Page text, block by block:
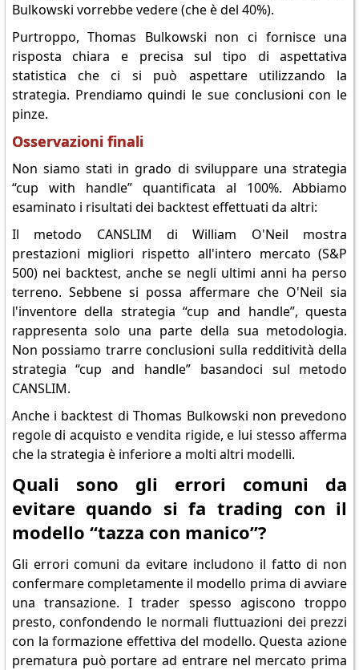
Bulkowski vorrebbe vedere (che è del 40%).
Purtroppo, Thomas Bulkowski non ci fornisce una
risposta chiara e precisa sul tipo di aspettativa
statistica che ci si può aspettare utilizzando la
strategia. Prendiamo quindi le sue conclusioni con le
pinze.
Osservazioni finali
Non siamo stati in grado di sviluppare una strategia
“cup with handle” quantificata al 100%. Abbiamo
esaminato i risultati dei backtest effettuati da altri:
Il metodo CANSLIM di William O'Neil mostra
prestazioni migliori rispetto all'intero mercato (S&P
500) nei backtest, anche se negli ultimi anni ha perso
terreno. Sebbene si possa affermare che O'Neil sia
l'inventore della strategia “cup and handle”, questa
rappresenta solo una parte della sua metodologia.
Non possiamo trarre conclusioni sulla redditività della
strategia “cup and handle” basandoci sul metodo
CANSLIM.
Anche i backtest di Thomas Bulkowski non prevedono
regole di acquisto e vendita rigide, e lui stesso afferma
che la strategia è inferiore a molti altri modelli.
Quali sono gli errori comuni da
evitare quando si fa trading con il
modello “tazza con manico”?
Gli errori comuni da evitare includono il fatto di non
confermare completamente il modello prima di avviare
una transazione. I trader spesso agiscono troppo
presto, confondendo le normali fluttuazioni dei prezzi
con la formazione effettiva del modello. Questa azione
prematura può portare ad entrare nel mercato prima